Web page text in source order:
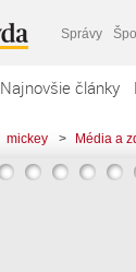
Správy
Najnovšie články
mickey > Média a